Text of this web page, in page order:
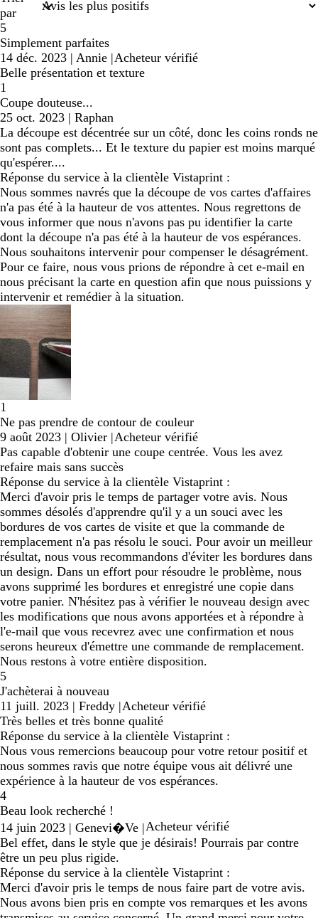
par
5
Simplement parfaites
14 déc. 2023 | Annie |Acheteur vérifié
Belle présentation et texture
1
Coupe douteuse...
25 oct. 2023 | Raphan
La découpe est décentrée sur un côté, donc les coins ronds ne
sont pas complets... Et le texture du papier est moins marqué
qu'espérer....
Réponse du service à la clientèle Vistaprint :
Nous sommes navrés que la découpe de vos cartes d'affaires
n'a pas été à la hauteur de vos attentes. Nous regrettons de
vous informer que nous n'avons pas pu identifier la carte
dont la découpe n'a pas été à la hauteur de vos espérances.
Nous souhaitons intervenir pour compenser le désagrément.
Pour ce faire, nous vous prions de répondre à cet e-mail en
nous précisant la carte en question afin que nous puissions y
intervenir et remédier à la situation.
1
Ne pas prendre de contour de couleur
9 août 2023 | Olivier |Acheteur vérifié
Pas capable d'obtenir une coupe centrée. Vous les avez
refaire mais sans succès
Réponse du service à la clientèle Vistaprint :
Merci d'avoir pris le temps de partager votre avis. Nous
sommes désolés d'apprendre qu'il y a un souci avec les
bordures de vos cartes de visite et que la commande de
remplacement n'a pas résolu le souci. Pour avoir un meilleur
résultat, nous vous recommandons d'éviter les bordures dans
un design. Dans un effort pour résoudre le problème, nous
avons supprimé les bordures et enregistré une copie dans
votre panier. N'hésitez pas à vérifier le nouveau design avec
les modifications que nous avons apportées et à répondre à
l'e-mail que vous recevrez avec une confirmation et nous
serons heureux d'émettre une commande de remplacement.
Nous restons à votre entière disposition.
5
J'achèterai à nouveau
11 juill. 2023 | Freddy |Acheteur vérifié
Très belles et très bonne qualité
Réponse du service à la clientèle Vistaprint :
Nous vous remercions beaucoup pour votre retour positif et
nous sommes ravis que notre équipe vous ait délivré une
expérience à la hauteur de vos espérances.
4
Beau look recherché !
14 juin 2023 | Genevi�Ve |Acheteur vérifié
Bel effet, dans le style que je désirais! Pourrais par contre
être un peu plus rigide.
Réponse du service à la clientèle Vistaprint :
Merci d'avoir pris le temps de nous faire part de votre avis.
Nous avons bien pris en compte vos remarques et les avons